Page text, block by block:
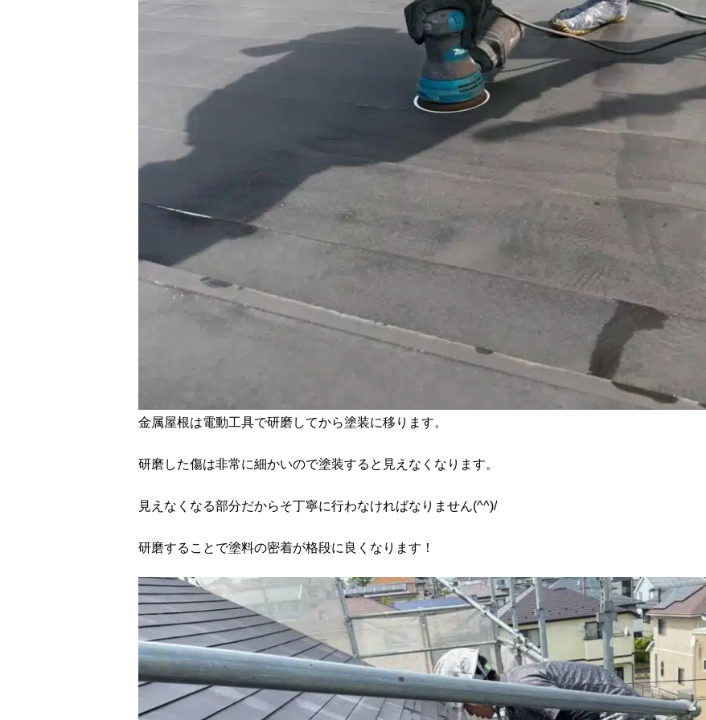
金属屋根は電動工具で研磨してから塗装に移ります。
研磨した傷は非常に細かいので塗装すると見えなくなります。
見えなくなる部分だからそ丁寧に行わなければなりません(^^)/
研磨することで塗料の密着が格段に良くなります！